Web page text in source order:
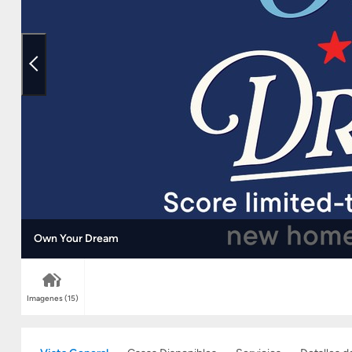
Own Your Dream
Imagenes(15)